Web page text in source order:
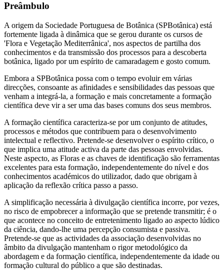
Preâmbulo
A origem da Sociedade Portuguesa de Botânica (SPBotânica) está
fortemente ligada à dinâmica que se gerou durante os cursos de
'Flora e Vegetação Mediterrânica', nos aspectos de partilha dos
conhecimentos e da transmissão dos processos para a descoberta
botânica, ligado por um espírito de camaradagem e gosto comum.
Embora a SPBotânica possa com o tempo evoluir em várias
direcções, consoante as afinidades e sensibilidades das pessoas que
venham a integrá-la, a formação e mais concretamente a formação
científica deve vir a ser uma das bases comuns dos seus membros.
A formação científica caracteriza-se por um conjunto de atitudes,
processos e métodos que contribuem para o desenvolvimento
intelectual e reflectivo. Pretende-se desenvolver o espírito crítico, o
que implica uma atitude activa da parte das pessoas envolvidas.
Neste aspecto, as Floras e as chaves de identificação são ferramentas
excelentes para esta formação, independentemente do nível e dos
conhecimentos académicos do utilizador, dado que obrigam à
aplicação da reflexão crítica passo a passo.
A simplificação necessária à divulgação científica incorre, por vezes,
no risco de empobrecer a informação que se pretende transmitir; é o
que acontece no conceito de entretenimento ligado ao aspecto lúdico
da ciência, dando-lhe uma percepção consumista e passiva.
Pretende-se que as actividades da associação desenvolvidas no
âmbito da divulgação mantenham o rigor metodológico da
abordagem e da formação científica, independentemente da idade ou
formação cultural do público a que são destinadas.